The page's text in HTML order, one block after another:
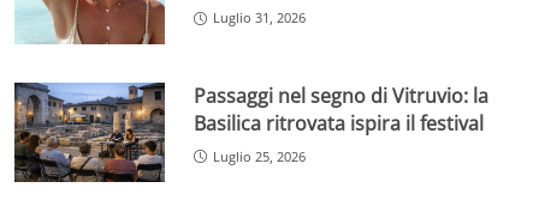
Luglio 31, 2026
Passaggi nel segno di Vitruvio: la
Basilica ritrovata ispira il festival
Luglio 25, 2026